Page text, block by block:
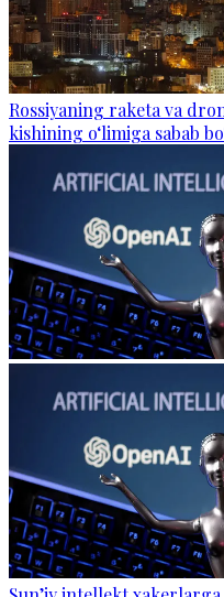
Rossiyaning raketa va
kishining o‘limiga sabab